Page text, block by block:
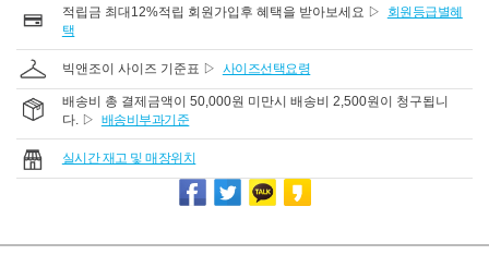
적립금 최대12%적립 회원가입후 혜택을 받아보세요 ▷
회원등급별혜
택
빅앤조이 사이즈 기준표 ▷ 사이즈선택요령
배송비 총 결제금액이 50,000원 미만시 배송비 2,500원이 청구됩니
다. ▷ 배송비부과기준
실시간 재고 및 매장위치